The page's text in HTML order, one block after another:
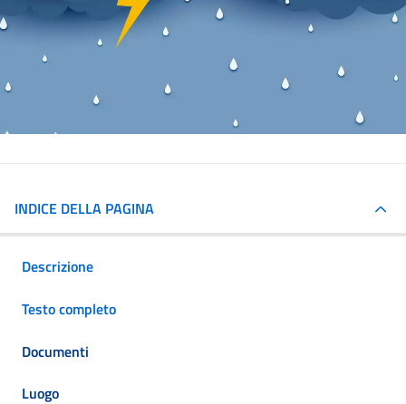
INDICE DELLA PAGINA
Descrizione
Testo completo
Documenti
Luogo